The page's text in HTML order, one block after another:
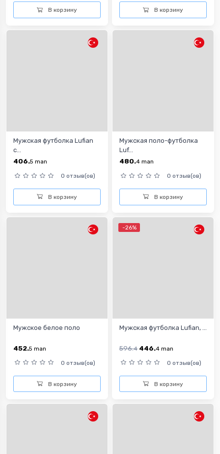
В корзину В корзину
Мужская футболка Lufian
с...
406.5 man
0 отзыв(ов)
В корзину
Мужская поло-футболка
Luf...
480.4 man
0 отзыв(ов)
В корзину
Мужское белое поло
452.5 man
0 отзыв(ов)
В корзину
-26%
Мужская футболка Lufian, ...
596.4 446.4 man
0 отзыв(ов)
В корзину